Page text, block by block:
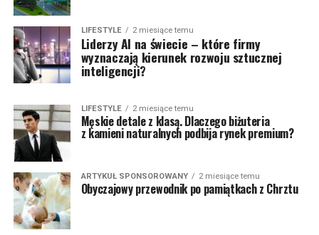
LIFESTYLE 2 miesiące temu
Liderzy AI na świecie – które firmy
wyznaczają kierunek rozwoju sztucznej
inteligencji?
LIFESTYLE 2 miesiące temu
Męskie detale z klasą. Dlaczego biżuteria
z kamieni naturalnych podbija rynek premium?
ARTYKUŁ SPONSOROWANY 2 miesiące temu
Obyczajowy przewodnik po pamiątkach z Chrztu